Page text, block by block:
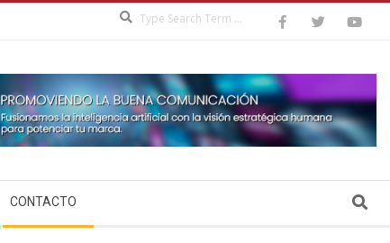
CONTACTO Search